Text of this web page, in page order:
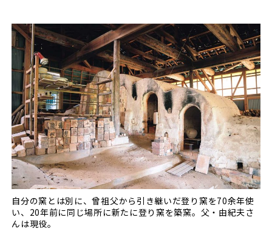
自分の窯とは別に、曾祖父から引き継いだ登り窯を70余年使
い、20年前に同じ場所に新たに登り窯を築窯。父・由紀夫さ
んは現役。